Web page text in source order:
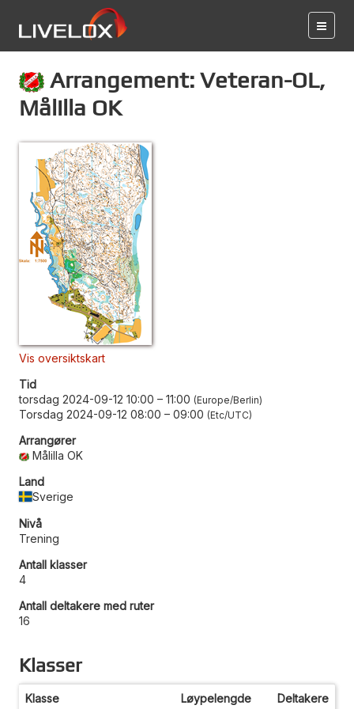
Arrangement: Veteran-OL,
Målilla OK
Vis oversiktskart
Tid
torsdag 2024-09-12 10:00 – 11:00 Europe/Berlin
Torsdag 2024-09-12 08:00 – 09:00 Etc/UTC
Arrangører
Målilla OK
Land
Sverige
Nivå
Trening
Antall klasser
4
Antall deltakere med ruter
16
Klasser
Klasse Løypelengde Deltakere